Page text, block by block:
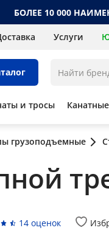
БОЛЕЕ 10 000
Услуги
и тросы
грузоподъемные
14 оценок